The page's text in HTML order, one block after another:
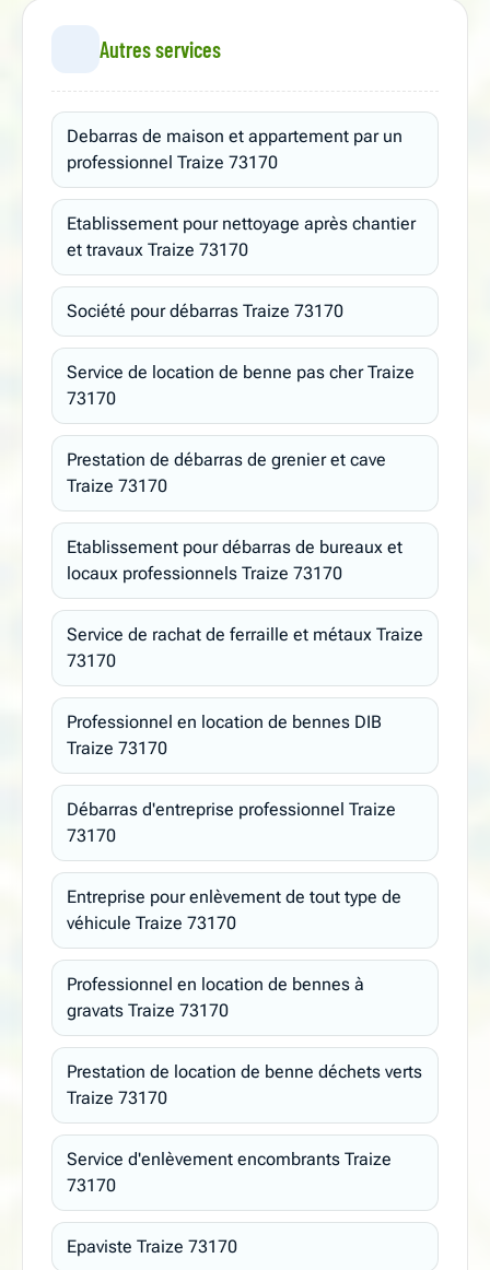
Autres services
Debarras de maison et appartement par un
professionnel Traize 73170
Etablissement pour nettoyage après chantier
et travaux Traize 73170
Société pour débarras Traize 73170
Service de location de benne pas cher Traize
73170
Prestation de débarras de grenier et cave
Traize 73170
Etablissement pour débarras de bureaux et
locaux professionnels Traize 73170
Service de rachat de ferraille et métaux Traize
73170
Professionnel en location de bennes DIB
Traize 73170
Débarras d'entreprise professionnel Traize
73170
Entreprise pour enlèvement de tout type de
véhicule Traize 73170
Professionnel en location de bennes à
gravats Traize 73170
Prestation de location de benne déchets verts
Traize 73170
Service d'enlèvement encombrants Traize
73170
Epaviste Traize 73170